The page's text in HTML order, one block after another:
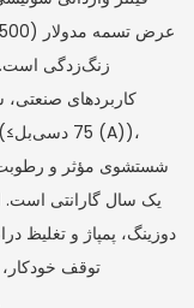
زنگ‌زدگی است.
کاربردهای
شستشوی مؤثر و رطوبت
یک سال گارانتی است.
دوزینگ، پمپاژ و تغلیظ
توقف